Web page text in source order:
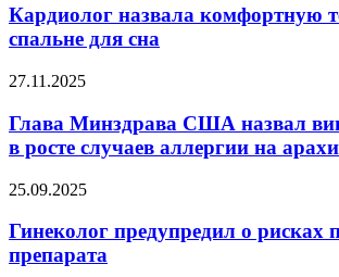
комфортную
температуру
в
для
Кардиолог назвала комфортную
спальне для сна
Глава
США
назвал
виновника
случаев
на арахис
27.11.2025
Глава Минздрава США назвал
в росте случаев аллергии на
Гинеколог
о
популярного
25.09.2025
Гинеколог предупредил о рисках
препарата